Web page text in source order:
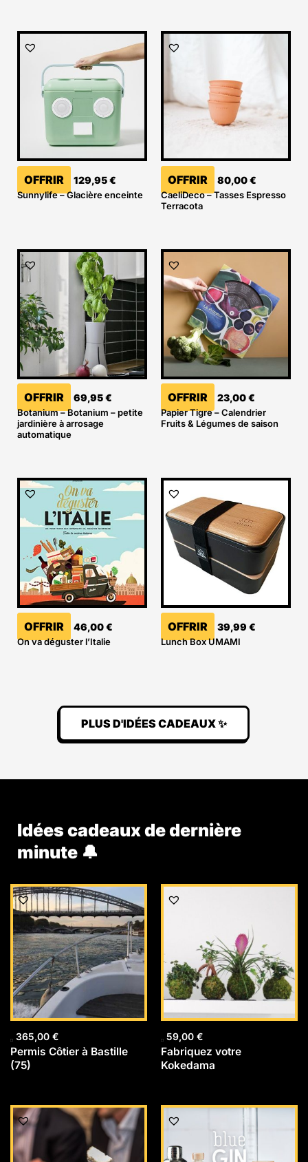
OFFRIR 129,95€
Sunnylife – Glacière enceinte
OFFRIR 80,00€
CaeliDeco – Tasses Espresso
Terracota
OFFRIR 69,95€
Botanium – Botanium – petite
jardinière à arrosage
automatique
OFFRIR 23,00€
Papier Tigre – Calendrier
Fruits & Légumes de saison
OFFRIR 46,00€
On va déguster l’Italie
OFFRIR 39,99 €
Lunch Box UMAMI
PLUS D'IDÉES CADEAUX ✨
Idées cadeaux de dernière
minute 🔔
365,00 €
Permis Côtier à Bastille
(75)
59,00 €
Fabriquez votre
Kokedama